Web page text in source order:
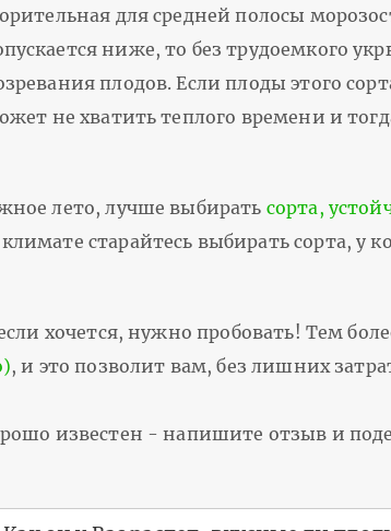
для средней полосы
ниже, то без трудоемкого
плодов. Если плоды этого
не хватить теплого времени и
лето, лучше выбирать сорта,
старайтесь выбирать сорта, у
хочется, нужно пробовать! Тем
, и это позволит вам, без лишних
известен - напишите отзыв и